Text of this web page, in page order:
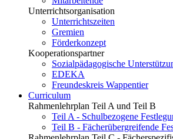
Unterrichtsorganisation
Unterrichtszeiten
Gremien
Förderkonzept
Kooperationspartner
Sozialpädagogische
EDEKA
Freundeskreis Wappentier
Curriculum
Rahmenlehrplan Teil A und Teil B
Teil A - Schulbezogene
Teil B - Fächerübergreifende